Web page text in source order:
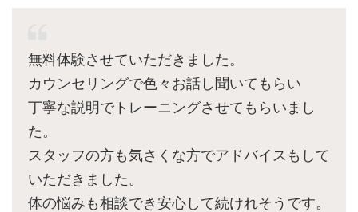
無料体験させていただきました。
カウンセリングで色々お話し聞いてもらい
丁寧な説明でトレーニングさせてもらいまし
た。
スタッフの方も気さくな方でアドバイスもして
いただきました。
体の悩みも相談でき安心して続けれそうです。